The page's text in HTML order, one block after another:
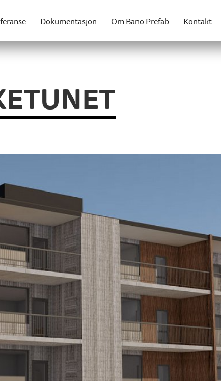
Dokumentasjon Om Bano Prefab Kontakt